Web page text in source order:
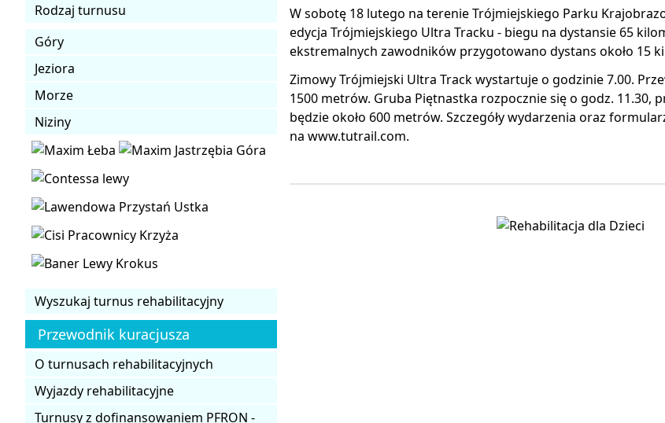
Rodzaj turnusu
Góry
Jeziora
Morze
Niziny
Wyszukaj turnus rehabilitacyjny
Przewodnik kuracjusza
O turnusach rehabilitacyjnych
Wyjazdy rehabilitacyjne
Turnusy z dofinansowaniem PFRON -
W sobotę 18 lutego na terenie Trójmiejskiego Parku
edycja Trójmiejskiego Ultra Tracku - biegu na dystansie 65
ekstremalnych zawodników przygotowano dystans około 15
Zimowy Trójmiejski Ultra Track wystartuje o godzinie 7.00.
1500 metrów. Gruba Piętnastka rozpocznie się o godz. 11.30,
będzie około 600 metrów. Szczegóły wydarzenia oraz
na www.tutrail.com.